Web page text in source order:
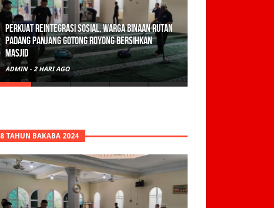
Perkuat Reintegrasi Sosial, Warga Binaan Rutan
Padang Panjang Gotong Royong Bersihkan
Masjid
ADMIN - 2 HARI AGO
8 TAHUN BAKABA 2024